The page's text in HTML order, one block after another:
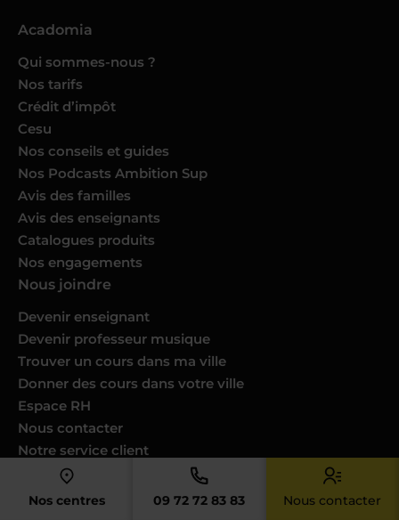
Nos centres 09 72 72 83 83 Nous contacter
Acadomia
Qui sommes-nous ?
Nos tarifs
Crédit d’impôt
Cesu
Nos conseils et guides
Nos Podcasts Ambition Sup
Avis des familles
Avis des enseignants
Catalogues produits
Nos engagements
Nous joindre
Devenir enseignant
Devenir professeur musique
Trouver un cours dans ma ville
Donner des cours dans votre ville
Espace RH
Nous contacter
Notre service client
Newsletter Acadomia